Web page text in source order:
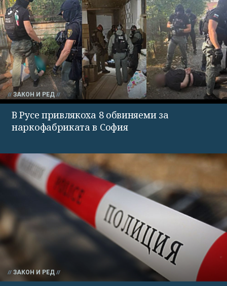
ЗАКОН И РЕД
В Русе привлякоха 8 обвиняеми за
наркофабриката в София
ЗАКОН И РЕД